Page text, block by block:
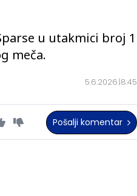
5.6.2026. 8:45
u utakmici broj 1
meča.
Pošalji komentar